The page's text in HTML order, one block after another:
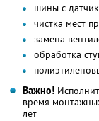
шины с
чистка мест
замена
обработка
Важно!
время
лет